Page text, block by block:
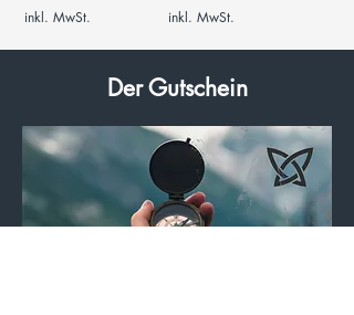
inkl. MwSt. inkl. MwSt.
Der Gutschein